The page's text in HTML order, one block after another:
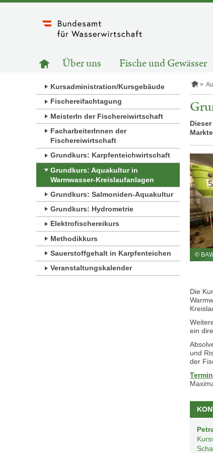
HAUPTNAVIGATION
Zur
Startseite
Über uns Fische und Gewässer
Kursadministration/Kursgebäude
Fischereifachtagung
MeisterIn der Fischereiwirtschaft
FacharbeiterInnen der
Fischereiwirtschaft
Grundkurs: Karpfenteichwirtschaft
Grundkurs: Aquakultur in
Warmwasser-Kreislaufanlagen
Grundkurs: Salmoniden-Aquakultur
Grundkurs: Hydrometrie
Elektrofischereikurs
Methodikkurs
Sauerstoffgehalt in Karpfenteichen
Veranstaltungskalender
S
r
s
e
©
Die
ein
und
der